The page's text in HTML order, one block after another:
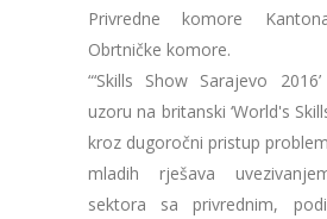
Privredne komore
Obrtničke komore.
“‘Skills Show Sarajevo
uzoru na britanski ‘World's
kroz dugoročni pristup
mladih rješava
sektora sa privrednim,